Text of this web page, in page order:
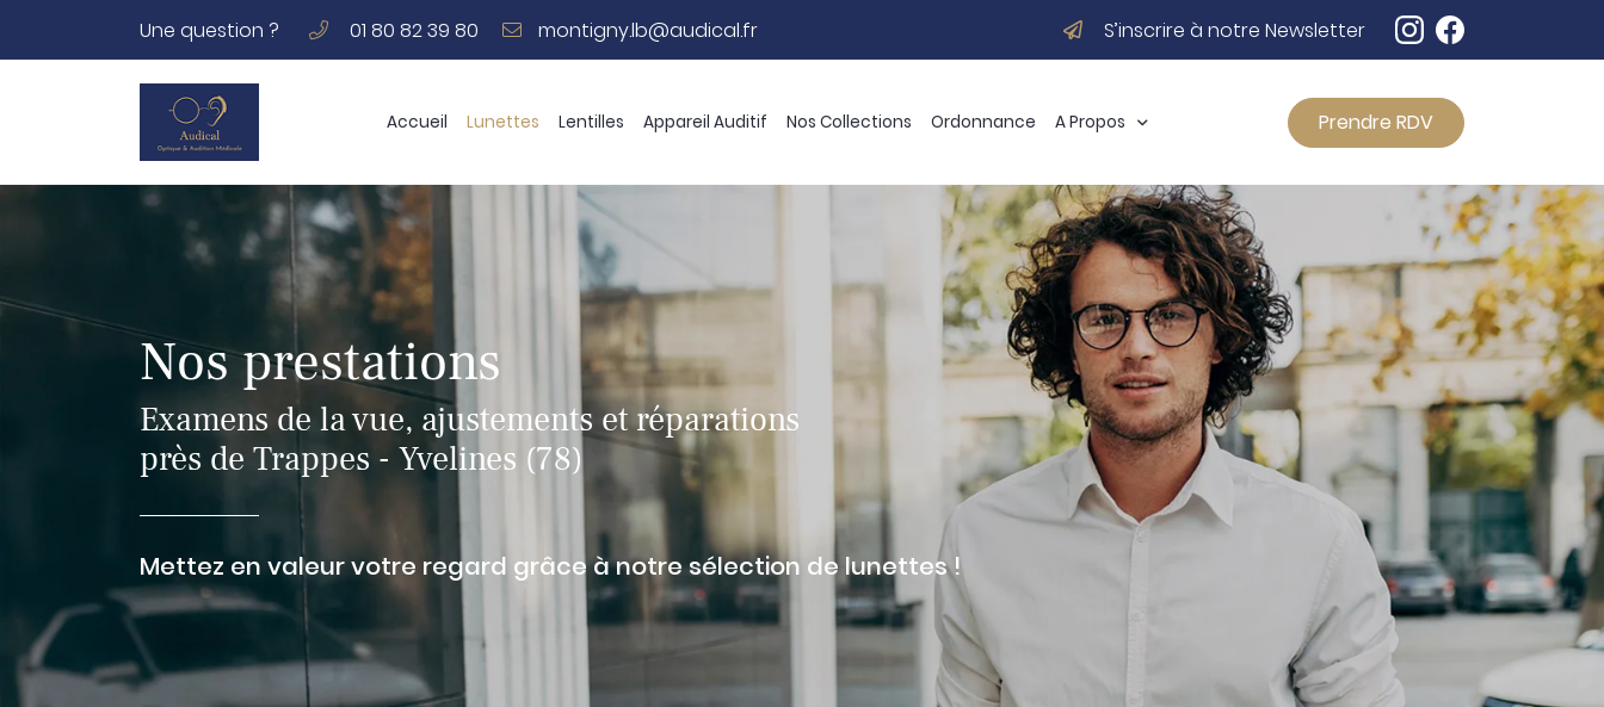
Une question ? 01 80 82 39 80 S’inscrire à notre Newsletter
Accueil Lunettes Lentilles Appareil Auditif Nos Collections Ordonnance A Propos Prendre RDV
117 Avenue Joseph Kessel
78180 MONTIGNY LE BRETONNEUX
Adresse email de réception
Rafraîchir le captcha
En cochant cette case, vous consentez à recevoir nos propositions
commerciales à l'adresse email indiqué ci-dessus. Vous pouvez vous
désinscrire à tout moment en utilisant
le formulaire de désinscription
Nos prestations
Examens de la vue, ajustements et réparations
près de Trappes - Yvelines (78)
Mettez en valeur votre regard grâce à notre sélection de lunettes !